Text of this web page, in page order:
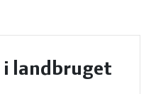
i landbruget